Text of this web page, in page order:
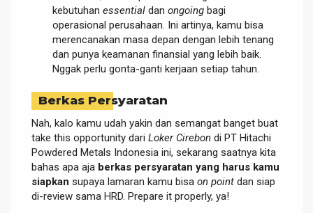
kebutuhan essential dan ongoing bagi
operasional perusahaan. Ini artinya, kamu bisa
merencanakan masa depan dengan lebih tenang
dan punya keamanan finansial yang lebih baik.
Nggak perlu gonta-ganti kerjaan setiap tahun.
Berkas Persyaratan
Nah, kalo kamu udah yakin dan semangat banget buat
take this opportunity dari Loker Cirebon di PT Hitachi
Powdered Metals Indonesia ini, sekarang saatnya kita
bahas apa aja berkas persyaratan yang harus kamu
siapkan supaya lamaran kamu bisa on point dan siap
di-review sama HRD. Prepare it properly, ya!